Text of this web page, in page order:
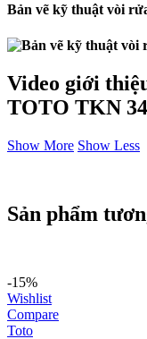
Bản vẽ kỹ thuật vòi
Video giới
TOTO TKN
Show More Show Less
Sản phẩm
-15%
Wishlist
Compare
Toto